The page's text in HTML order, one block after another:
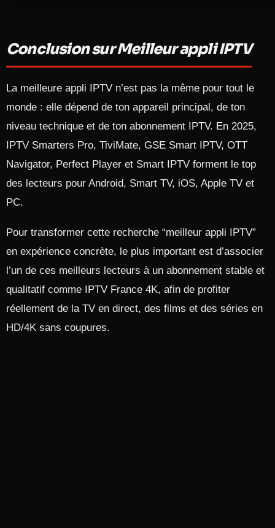
Conclusion sur Meilleur appli IPTV
La meilleure appli IPTV n’est pas la même pour tout le
monde : elle dépend de ton appareil principal, de ton
niveau technique et de ton abonnement IPTV. En 2025,
IPTV Smarters Pro, TiviMate, GSE Smart IPTV, OTT
Navigator, Perfect Player et Smart IPTV forment le top
des lecteurs pour Android, Smart TV, iOS, Apple TV et
PC.​
Pour transformer cette recherche “meilleur appli IPTV”
en expérience concrète, le plus important est d’associer
l’un de ces meilleurs lecteurs à un abonnement stable et
qualitatif comme IPTV France 4K, afin de profiter
réellement de la TV en direct, des films et des séries en
HD/4K sans coupures.​